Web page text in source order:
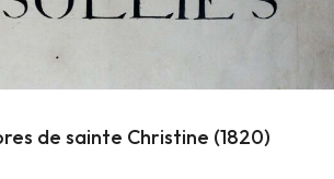
de sainte Christine (1820)